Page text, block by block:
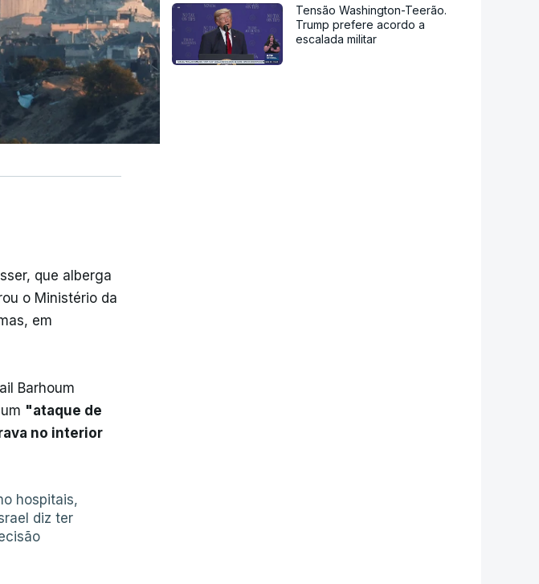
que alberga
o Ministério da
em
Barhoum
"ataque de
no interior
hospitais,
diz ter
Tensão Washington-Teerão.
Trump prefere acordo a
escalada militar